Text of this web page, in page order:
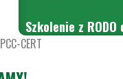
Szkolenie z RODO
CERT